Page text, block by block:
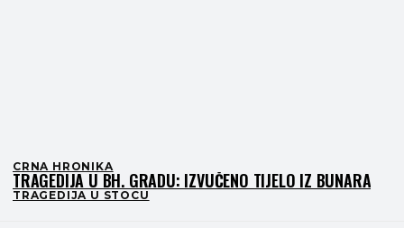
CRNA HRONIKA
TRAGEDIJA U BH. GRADU: IZVUČENO TIJELO IZ BUNARA
TRAGEDIJA U STOCU